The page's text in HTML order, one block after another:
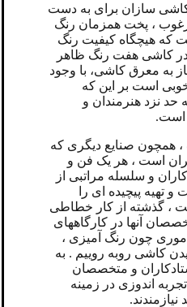
سازان برای به دست
، پخت همزمان رنگ
که هیچگاه کیفیت رنگ
کاشی هفت رنگ ظاهر
به معرق کاشی، با وجود
است بر این که
حد نزد هنرمندان و
است.
همچون صنایع دیگری که
است ، هر یک فن و
و سلسله مراتبی از
پیچیده ای را
، گذشته از کار خطاطی
آنها در کارگاههای
چون رنگ آمیزی ،
کاشی روبه روییم . به
و متخصصان
اندوزی در زمینه